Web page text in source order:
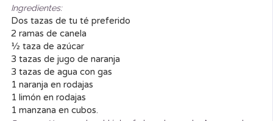
Ingredientes:
Dos tazas de tu té preferido
2 ramas de canela
½ taza de azúcar
3 tazas de jugo de naranja
3 tazas de agua con gas
1 naranja en rodajas
1 limón en rodajas
1 manzana en cubos.